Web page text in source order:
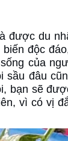
được du
độc
của
sầu đâu
bạn sẽ
vì có vị